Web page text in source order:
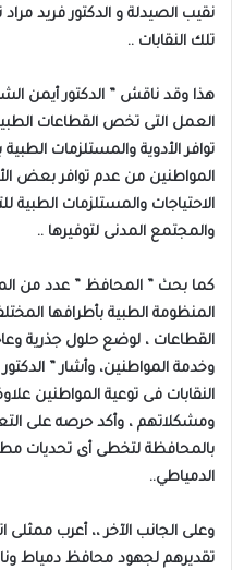
نقيب الصيدلة و الدكتور فريد
تلك النقابات ..
هذا وقد ناقش ” الدكتور أيمن
العمل التى تخص القطاعات
توافر الأدوية والمستلزمات
المواطنين من عدم توافر بعض
الاحتياجات والمستلزمات
والمجتمع المدنى لتوفيرها ..
كما بحث ” المحافظ ” عدد من
المنظومة الطبية بأطرافها
القطاعات ، لوضع حلول جذرية
وخدمة المواطنين، وأشار ”
النقابات فى توعية المواطنين
ومشكلاتهم ، وأكد حرصه على
بالمحافظة لتخطى أى تحديات
الدمياطي..
وعلى الجانب الآخر ،، أعرب ممثلى
تقديرهم لجهود محافظ دمياط